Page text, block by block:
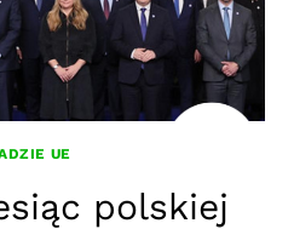
UE
polskiej